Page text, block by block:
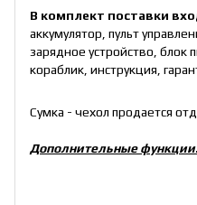
В комплект поставки
аккумулятор, пульт
зарядное устройство, блок
кораблик, инструкция,
Сумка - чехол продается
Дополнительные